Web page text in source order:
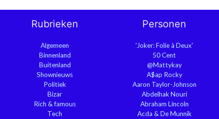
Rubrieken
Algemeen
Binnenland
Buitenland
Shownieuws
Politiek
Bizar
Rich & famous
Tech
Personen
'Joker: Folie à Deux'
50 Cent
@Mattykay
A$ap Rocky
Aaron Taylor-Johnson
Abdelhak Nouri
Abraham Lincoln
Acda & De Munnik